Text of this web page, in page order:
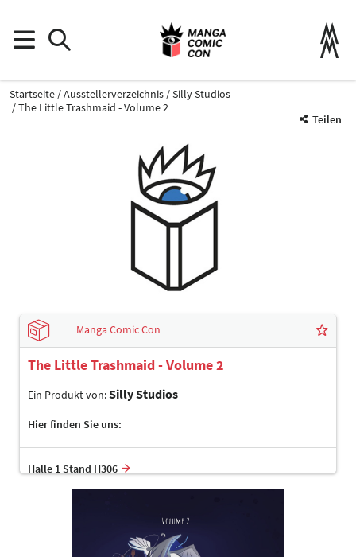
Startseite Ausstellerverzeichnis
Silly Studios
The Little Trashmaid - Volume 2
Teilen
Manga Comic Con
The Little Trashmaid - Volume 2
Ein Produkt von:Silly Studios
Hier finden Sie uns:
Halle 1 Stand H306